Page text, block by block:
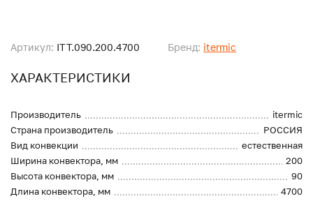
Артикул: ITT.090.200.4700 Бренд: itermic
ХАРАКТЕРИСТИКИ
Производитель
itermic
Страна производитель
РОССИЯ
Вид конвекции
естественная
Ширина конвектора, мм
200
Высота конвектора, мм
90
Длина конвектора, мм
4700